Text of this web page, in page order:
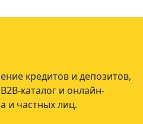
кредитов и депозитов,
каталог и онлайн-
и частных лиц.